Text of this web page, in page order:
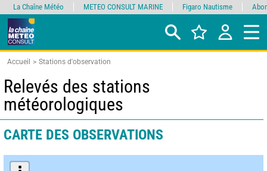
Accueil Stations d'observation
Relevés des stations
météorologiques
CARTE DES OBSERVATIONS
La Chaîne Météo METEO CONSULT MARINE Figaro Nautisme